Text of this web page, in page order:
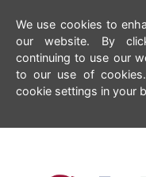
We use cookies to
our website. By
continuing to use our
to our use of
cookie settings in your